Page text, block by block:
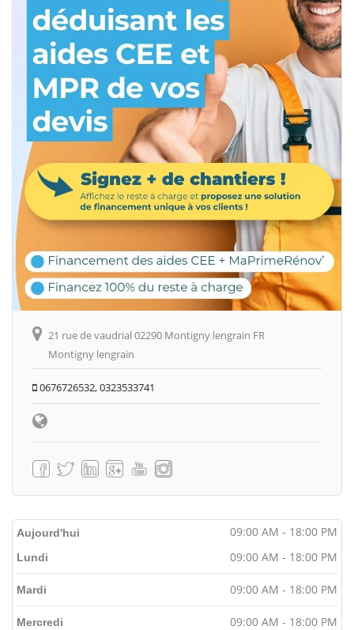
21 rue de vaudrial 02290 Montigny lengrain FR
Montigny lengrain
0676726532, 0323533741
Aujourd'hui 09:00 AM - 18:00 PM
Lundi 09:00 AM - 18:00 PM
Mardi 09:00 AM - 18:00 PM
Mercredi 09:00 AM - 18:00 PM